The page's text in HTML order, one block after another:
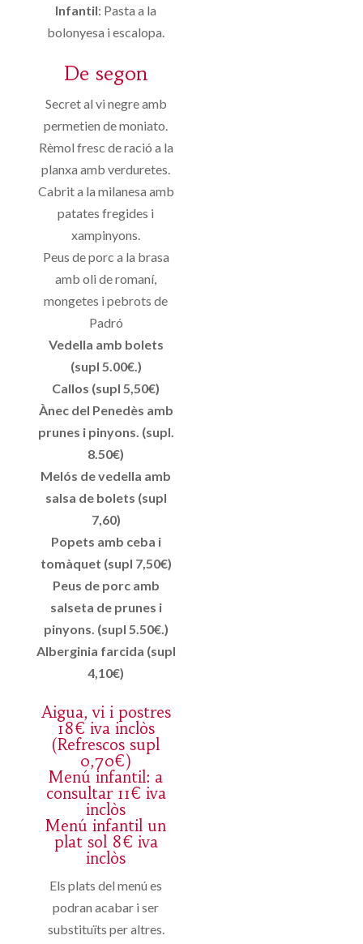
Infantil: Pasta a la
bolonyesa i escalopa.
De segon
Secret al vi negre amb
permetien de moniato.
Rèmol fresc de ració a la
planxa amb verduretes.
Cabrit a la milanesa amb
patates fregides i
xampinyons.
Peus de porc a la brasa
amb oli de romaní,
mongetes i pebrots de
Padró
Vedella amb bolets
(supl 5.00€.)
Callos (supl 5,50€)
Ànec del Penedès amb
prunes i pinyons. (supl.
8.50€)
Melós de vedella amb
salsa de bolets (supl
7,60)
Popets amb ceba i
tomàquet (supl 7,50€)
Peus de porc amb
salseta de prunes i
pinyons. (supl 5.50€.)
Alberginia farcida (supl
4,10€)
Aigua, vi i postres
18€ iva inclòs
(Refrescos supl
0,70€)
Menú infantil: a
consultar 11€ iva
inclòs
Menú infantil un
plat sol 8€ iva
inclòs
Els plats del menú es
podran acabar i ser
substituïts per altres.